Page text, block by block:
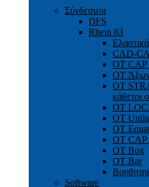
Σύνδεσμοι
DFS
Rhein 83
CAD-
ΟΤ CAP
OT
OT
κάθετοι
OT
OT
OT
OT CAP
OT Box
OT Bar
Software